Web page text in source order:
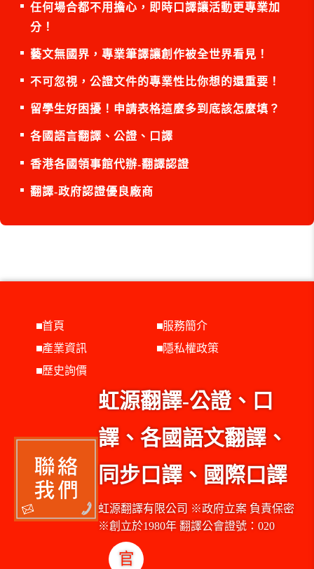
任何場合都不用擔心，即時口譯讓活動更專業加
分！
藝文無國界，專業筆譯讓創作被全世界看見！
不可忽視，公證文件的專業性比你想的還重要！
留學生好困擾！申請表格這麼多到底該怎麼填？
各國語言翻譯、公證、口譯
香港各國領事館代辦-翻譯認證
翻譯-政府認證優良廠商
首頁
服務簡介
產業資訊
隱私權政策
歷史詢價
虹源翻譯-公證、口
譯、各國語文翻譯、
同步口譯、國際口譯
虹源翻譯有限公司 ※政府立案 負責保密
※創立於1980年 翻譯公會證號：020
官